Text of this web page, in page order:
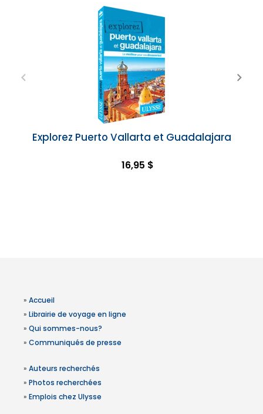
Explorez Puerto Vallarta et Guadalajara
16,95 $
» Accueil
» Librairie de voyage en ligne
» Qui sommes-nous?
» Communiqués de presse
» Auteurs recherchés
» Photos recherchées
» Emplois chez Ulysse